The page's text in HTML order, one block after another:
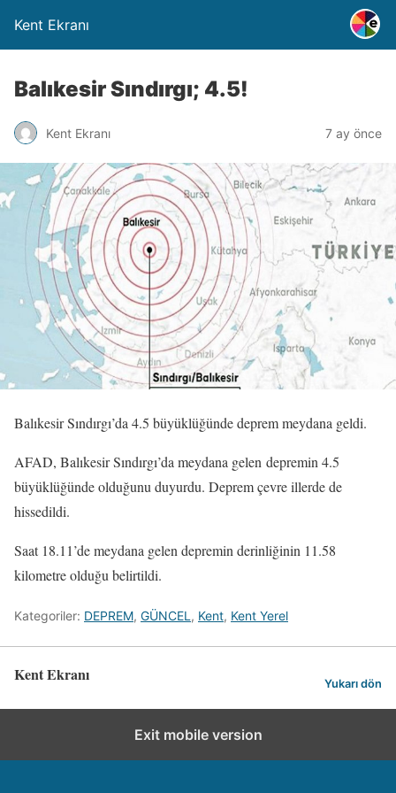
Kent Ekranı
Balıkesir Sındırgı; 4.5!
Kent Ekranı 7 ay önce
Balıkesir Sındırgı’da 4.5 büyüklüğünde deprem meydana geldi.
AFAD, Balıkesir Sındırgı’da meydana gelen depremin 4.5
büyüklüğünde olduğunu duyurdu. Deprem çevre illerde de
hissedildi.
Saat 18.11’de meydana gelen depremin derinliğinin 11.58
kilometre olduğu belirtildi.
Kategoriler: DEPREM, GÜNCEL , Kent, Kent Yerel
Kent Ekranı Yukarı dön
Exit mobile version